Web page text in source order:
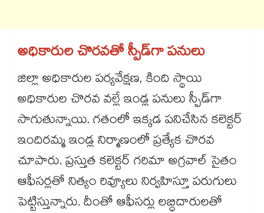
అధికారుల చొరవతో స్పీడ్‌‌‌‌గా పనులు
జిల్లా అధికారుల పర్యవేక్షణ, కింది స్థాయి
అధికారుల చొరవ వల్లే ఇండ్ల పనులు స్పీడ్‌‌గా
సాగుతున్నాయి. గతంలో ఇక్కడ పనిచేసిన కలెక్టర్‌‌‌‌
ఇందిరమ్మ ఇండ్ల నిర్మాణంలో ప్రత్యేక చొరవ
చూపారు. ప్రస్తుత కలెక్టర్ గరిమా అగ్రవాల్ సైతం
ఆఫీసర్లతో నిత్యం రివ్యూలు నిర్వహిస్తూ పరుగులు
పెట్టిస్తున్నారు. దీంతో ఆఫీసర్లు లబ్ధిదారులతో